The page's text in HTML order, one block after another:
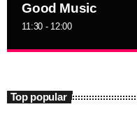
Good Music
11:30 - 12:00
Top popular